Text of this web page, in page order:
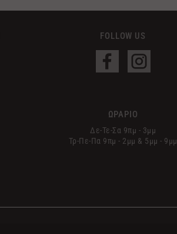
FOLLOW US
ΩΡΑΡΙΟ
Δε-Τε-Σα 9πμ - 3μμ
Τρ-Πε-Πα 9πμ - 2μμ & 5μμ - 9μμ